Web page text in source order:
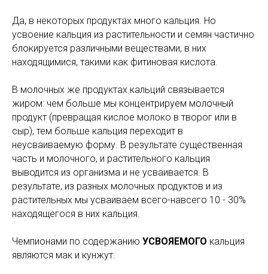
Да, в некоторых продуктах много кальция. Но
усвоение кальция из растительности и семян частично
блокируется различными веществами, в них
находящимися, такими как фитиновая кислота.
В молочных же продуктах кальций связывается
жиром: чем больше мы концентрируем молочный
продукт (превращая кислое молоко в творог или в
сыр), тем больше кальция переходит в
неусваиваемую форму. В результате существенная
часть и молочного, и растительного кальция
выводится из организма и не усваивается. В
результате, из разных молочных продуктов и из
растительных мы усваиваем всего-навсего 10 - 30%
находящегося в них кальция.
Чемпионами по содержанию УСВОЯЕМОГО кальция
являются мак и кунжут.